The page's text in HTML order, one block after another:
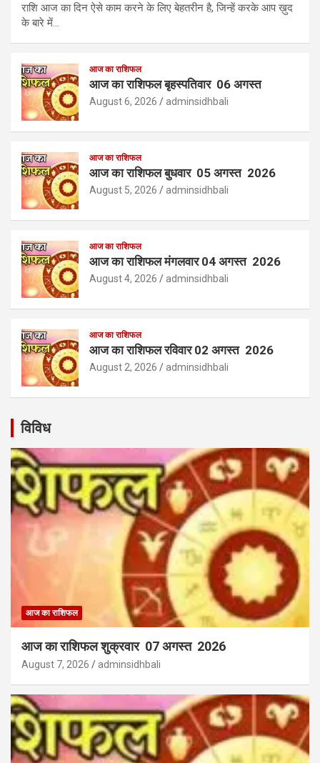
राशि आज का दिन ऐसे काम करने के लिए बेहतरीन है, जिन्हें करके आप ख़ुद
के बारे में…
आज का राशिफल
आज का राशिफल बृहस्पतिवार 06 अगस्त
August 6, 2026 adminsidhbali
आज का राशिफल
आज का राशिफल बुधवार 05 अगस्त 2026
August 5, 2026 adminsidhbali
आज का राशिफल
आज का राशिफल मंगलवार 04 अगस्त 2026
August 4, 2026 adminsidhbali
आज का राशिफल
आज का राशिफल रविवार 02 अगस्त 2026
August 2, 2026 adminsidhbali
विविध
आज का राशिफल
आज का राशिफल शुक्रवार 07 अगस्त 2026
August 7, 2026 adminsidhbali